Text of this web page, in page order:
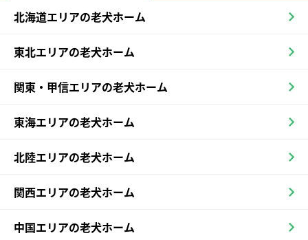
北海道エリアの老犬ホーム
東北エリアの老犬ホーム
関東・甲信エリアの老犬ホーム
東海エリアの老犬ホーム
北陸エリアの老犬ホーム
関西エリアの老犬ホーム
中国エリアの老犬ホーム